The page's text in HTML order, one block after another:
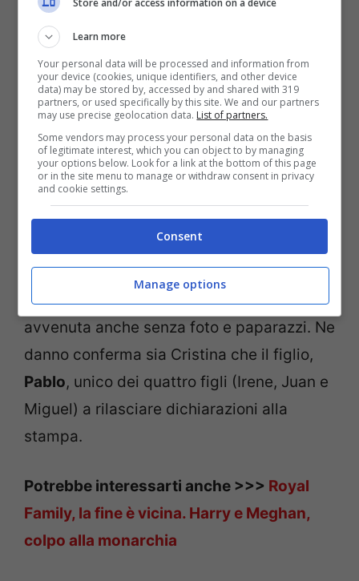
L’ex duca Inaki Urdangarin (GettyImages)
Uno scandalo che non ha sorpreso
nessuno. Si, perché Inaki Urdangarinnon
sarebbe nuovo a tradimenti, secondo i
media spagnoli, tradimenti sempre
perdonati fin qui dalla moglie. I due, già ai
ferri corti, hanno trascorso le vacanze di
Natale in compagnia di tutta la famiglia, e
anche se qualcuno aveva pensato a un
riavvicinamento, i ben informati
confermano che la separazione sarebbe
avvenuta anche senza foto e paparazzi. Ne
danno conferma sia Cristina che il figlio,
Pablo, unico dei quattro figli (Irene, Juan e
Miguel) a rilasciare dichiarazioni alla
stampa.
Potrebbe interessarti anche >>> Royal
Family, la fine è vicina. Harry e Meghan,
colpo alla monarchia
Store and/or access information on a device
Learn more
Your personal data will be processed and information from
your device (cookies, unique identifiers, and other device
data) may be stored by, accessed by and shared with 319
partners, or used specifically by this site. We and our partners
may use precise geolocation data. List of partners.
Some vendors may process your personal data on the basis
of legitimate interest, which you can object to by managing
your options below. Look for a link at the bottom of this page
or in the site menu to manage or withdraw consent in privacy
and cookie settings.
Consent
Manage options